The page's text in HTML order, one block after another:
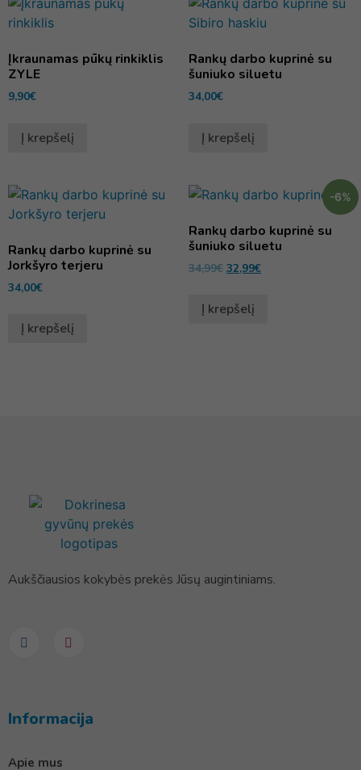
Įkraunamas pūkų rinkiklis
ZYLE
9,90€
Į krepšelį
Rankų darbo kuprinė su
šuniuko siluetu
34,00€
Į krepšelį
Rankų darbo kuprinė su
Jorkšyro terjeru
34,00€
Į krepšelį
-6%
Rankų darbo kuprinė su
šuniuko siluetu
34,99€ 32,99€
Į krepšelį
Aukščiausios kokybės prekės Jūsų augintiniams.
Informacija
Apie mus